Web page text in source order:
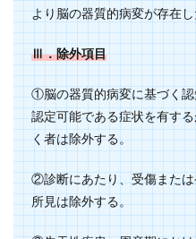
より脳の器質的病変が存在
Ⅲ．除外項目
①脳の器質的病変に基づく
認定可能である症状を有す
く者は除外する。
②診断にあたり、受傷また
所見は除外する。